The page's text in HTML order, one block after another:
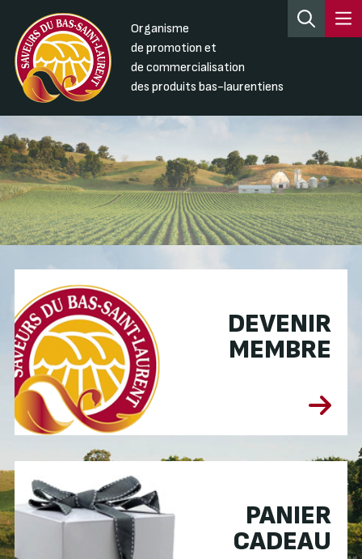
Organisme
de promotion et
de commercialisation
des produits bas-laurentiens
DEVENIR
MEMBRE
PANIER
CADEAU